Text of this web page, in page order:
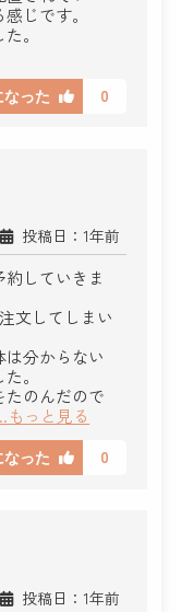
じです。
。
なった 0
投稿日：1年前
していきま
文してしまい
分からない
。
のんだので
もっと見る
なった 0
投稿日：1年前